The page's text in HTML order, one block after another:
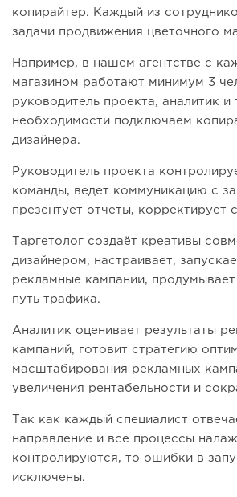
копирайтер. Каждый из
задачи продвижения цветочного
Например, в нашем агентстве с
магазином работают минимум 3
руководитель проекта, аналитик и
необходимости подключаем
дизайнера.
Руководитель проекта
команды, ведет коммуникацию с
презентует отчеты, корректирует
Таргетолог создаёт креативы
дизайнером, настраивает,
рекламные кампании,
путь трафика.
Аналитик оценивает результаты
кампаний, готовит стратегию
масштабирования рекламных
увеличения рентабельности и
Так как каждый специалист
направление и все процессы
контролируются, то ошибки в
исключены.